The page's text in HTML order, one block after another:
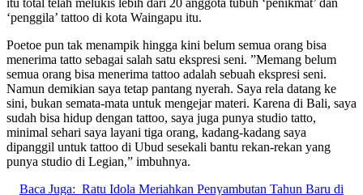
‘penggila’ tattoo di kota Waingapu itu.
Poetoe pun tak menampik hingga kini belum semua orang bisa
menerima tatto sebagai salah satu ekspresi seni. ”Memang belum
semua orang bisa menerima tattoo adalah sebuah ekspresi seni.
Namun demikian saya tetap pantang nyerah. Saya rela datang ke
sini, bukan semata-mata untuk mengejar materi. Karena di Bali, saya
sudah bisa hidup dengan tattoo, saya juga punya studio tatto,
minimal sehari saya layani tiga orang, kadang-kadang saya
dipanggil untuk tattoo di Ubud sesekali bantu rekan-rekan yang
punya studio di Legian,” imbuhnya.
Baca Juga: Ratu Idola Meriahkan Penyambutan Tahun Baru di